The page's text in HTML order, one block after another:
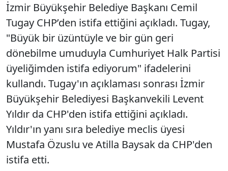
İzmir Büyükşehir Belediye Başkanı Cemil
Tugay CHP’den istifa ettiğini açıkladı. Tugay,
"Büyük bir üzüntüyle ve bir gün geri
dönebilme umuduyla Cumhuriyet Halk Partisi
üyeliğimden istifa ediyorum" ifadelerini
kullandı. Tugay'ın açıklaması sonrası İzmir
Büyükşehir Belediyesi Başkanvekili Levent
Yıldır da CHP'den istifa ettiğini açıkladı.
Yıldır'ın yanı sıra belediye meclis üyesi
Mustafa Özuslu ve Atilla Baysak da CHP'den
istifa etti.